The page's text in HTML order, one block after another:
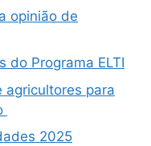
opinião de
do Programa ELTI
agricultores para
2025